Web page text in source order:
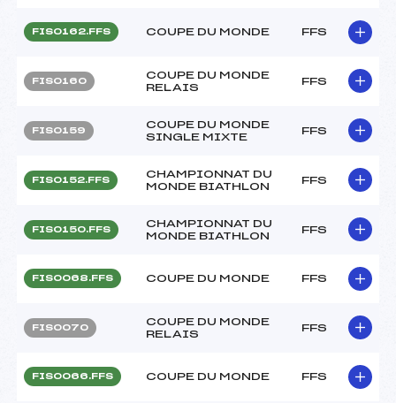
FIS0162.FFS COUPE DU MONDE FFS
FIS0160
COUPE DU MONDE
RELAIS
FFS
FIS0159
COUPE DU MONDE
SINGLE MIXTE
FFS
FIS0152.FFS
CHAMPIONNAT DU
MONDE BIATHLON
FFS
FIS0150.FFS
CHAMPIONNAT DU
MONDE BIATHLON
FFS
FIS0068.FFS COUPE DU MONDE FFS
FIS0070
COUPE DU MONDE
RELAIS
FFS
FIS0066.FFS COUPE DU MONDE FFS